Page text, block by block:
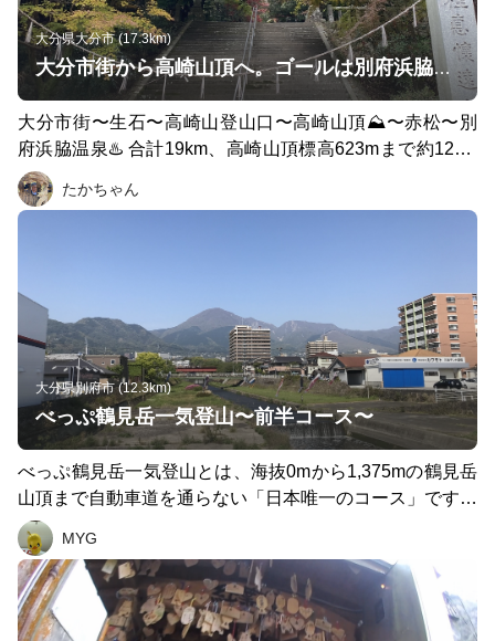
大分県大分市 (17.3km)
大分市街から高崎山頂へ。ゴールは別府浜脇温泉♨️
大分市街〜生石〜高崎山登山口〜高崎山頂⛰〜赤松〜別
府浜脇温泉♨️ 合計19km、高崎山頂標高623mまで約12km
で登り、下りは7kmで別府浜脇まで下り。 別府浜脇温泉♨️
がゴールだったのに着替えがなかったので温泉入れず😭
たかちゃん
大分県別府市 (12.3km)
べっぷ鶴見岳一気登山〜前半コース〜
べっぷ鶴見岳一気登山とは、海抜0mから1,375mの鶴見岳
山頂まで自動車道を通らない「日本唯一のコース」です。
詳細はブログをご覧ください。 https://beppukankorun.blo
gspot.com/2020/05/blog-post.html 今回はランニング用と
して、別府駅を起点に山に入るまでのコースを紹介しま
す。 ①0〜1.5km 別府駅から一気登山の入り口まで。別府
タワーをはじめ、高等温泉、歩道に埋め込まれた別府温泉
MYG